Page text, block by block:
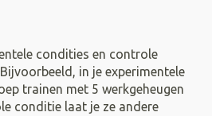
condities en controle
in je experimentele
trainen met 5 werkgeheugen
conditie laat je ze andere